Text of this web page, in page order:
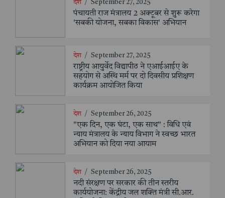
देश / September 27, 2025
पंचायती राज मंत्रालय 2 अक्टूबर से शुरू करेगा
'सबकी योजना, सबका विकास' अभियान
देश / September 27, 2025
राष्ट्रीय आयुर्वेद विद्यापीठ ने एआईआईए के
सहयोग से अस्थि मर्म पर दो दिवसीय प्रशिक्षण
कार्यक्रम आयोजित किया
देश / September 26, 2025
"एक दिन, एक घंटा, एक साथ" : विधि एवं
न्याय मंत्रालय के न्याय विभाग ने स्वच्छ भारत
अभियान को दिया नया आयाम
देश / September 26, 2025
नदी संरक्षण पर सरकार की तीन स्तरीय
कार्ययोजना: केंद्रीय जल शक्ति मंत्री सी.आर.